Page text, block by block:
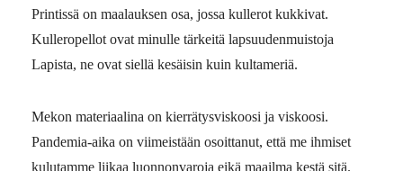
Printissä on maalauksen osa, jossa kullerot kukkivat.
Kulleropellot ovat minulle tärkeitä lapsuudenmuistoja
Lapista, ne ovat siellä kesäisin kuin kultameriä.
Mekon materiaalina on kierrätysviskoosi ja viskoosi.
Pandemia-aika on viimeistään osoittanut, että me ihmiset
kulutamme liikaa luonnonvaroja eikä maailma kestä sitä.